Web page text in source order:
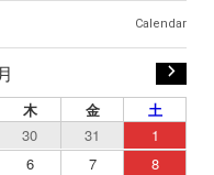
Calendar
木 金
土
30 31
1
6 7
8